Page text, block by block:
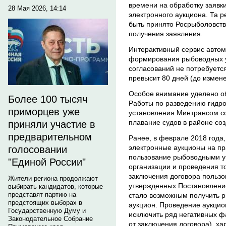
28 Мая 2026, 14:14
Более 100 тысяч
приморцев уже
приняли участие в
предварительном
голосовании
"Единой России"
Жители региона продолжают
выбирать кандидатов, которые
представят партию на
предстоящих выборах в
Государственную Думу и
Законодательное Собрание
времени на обработку
электронного аукциона. Та
быть принято
получения заявления.
Интерактивный сервис
формирования рыбоводных
согласований не
превысит 80 дней (до
Особое внимание уделено
Работы по разведению
установления Минтрансом
плавание судов в районе
Ранее, в феврале 2018
электронные аукционы на
пользование рыбоводными
организации и проведения
заключения договора
утвержденных
стало возможным получить
аукцион. Проведение
исключить ряд негативных
от заключения договора),